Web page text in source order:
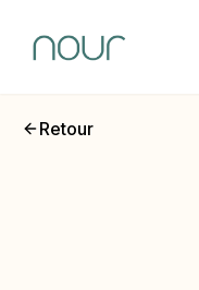
Retour